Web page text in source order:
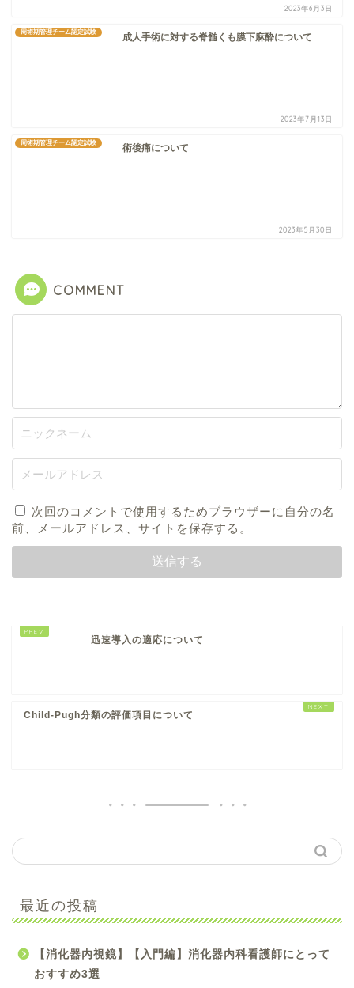
2023年6月3日
周術期管理チーム認定試験 成人手術に対する脊髄くも膜下麻酔について
2023年7月13日
周術期管理チーム認定試験 術後痛について
2023年5月30日
COMMENT
次回のコメントで使用するためブラウザーに自分の名
前、メールアドレス、サイトを保存する。
迅速導入の適応について
Child-Pugh分類の評価項目について
最近の投稿
【消化器内視鏡】【入門編】消化器内科看護師にとって
おすすめ3選
考書のおすすめ4選